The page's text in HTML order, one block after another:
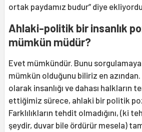
ortak paydamız budur” diye
Ahlaki-politik bir insanlık
mümkün müdür?
Evet mümkündür. Bunu sorgulamaya
mümkün olduğunu biliriz en
olarak insanlığı ve dahası halkların
ettiğimiz sürece, ahlaki bir politik
Farklılıkların tehdit olmadığını, (ki
şeydir, duvar bile ördürür mesela)